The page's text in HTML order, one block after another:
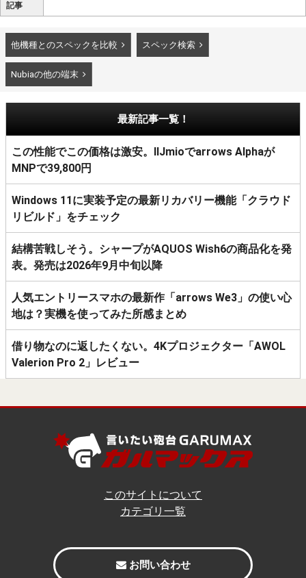
記事
他機種とのスペックを比較 スペック検索
Nubiaの他の端末
最新記事一覧！
この性能でこの価格は激安。IIJmioでarrows Alphaが
MNPで39,800円
Windows 11に実装予定の最新リカバリー機能「クラウド
リビルド」をチェック
結構苦戦しそう。シャープがAQUOS Wish6の商品化を発
表。発売は2026年9月中旬以降
人気エントリースマホの最新作「arrows We3」の使い心
地は？実機を使ってみた所感まとめ
借り物なのに返したくない。4Kプロジェクター「AWOL
Valerion Pro 2」レビュー
このサイトについて
カテゴリ一覧
お問い合わせ